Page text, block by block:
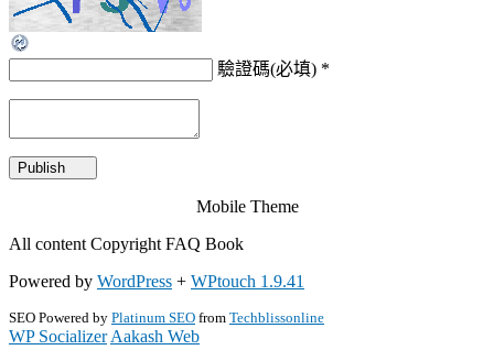
驗證碼(必填) *
Mobile Theme
All content Copyright FAQ Book
Powered by WordPress + WPtouch 1.9.41
SEO Powered by Platinum SEO from Techblissonline
WP Socializer Aakash Web